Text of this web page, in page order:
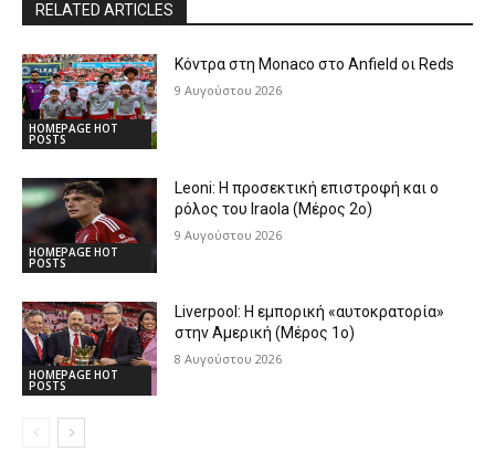
RELATED ARTICLES
HOMEPAGE HOT
POSTS
Κόντρα στη Monaco στο Anfield οι Reds
9 Αυγούστου 2026
HOMEPAGE HOT
POSTS
Leoni: Η προσεκτική επιστροφή και ο
ρόλος του Iraola (Μέρος 2ο)
9 Αυγούστου 2026
HOMEPAGE HOT
POSTS
Liverpool: Η εμπορική «αυτοκρατορία»
στην Αμερική (Μέρος 1ο)
8 Αυγούστου 2026